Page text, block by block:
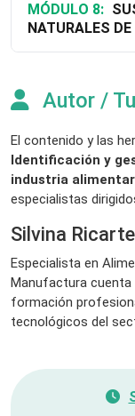
MÓDULO 8:
NATURALES
Autor /
El contenido y las
Identificación y
industria
especialistas
Silvina
Especialista en
Manufactura cuenta
formación
tecnológicos del